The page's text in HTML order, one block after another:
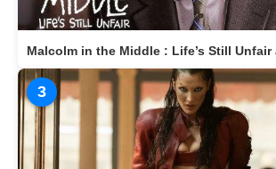
3